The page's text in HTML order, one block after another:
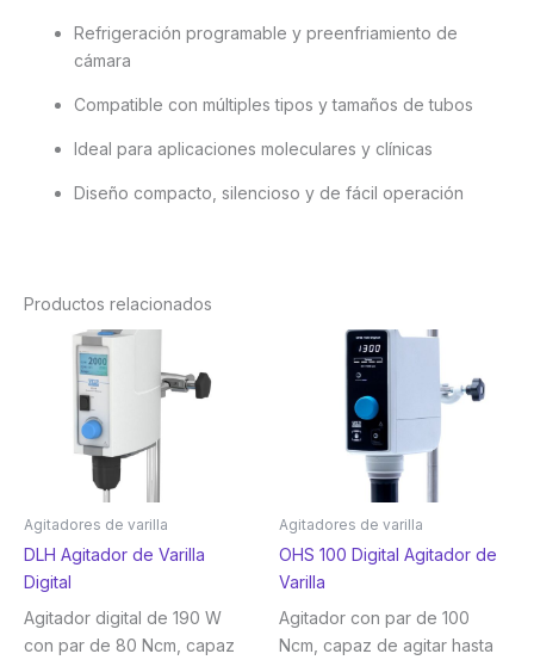
Refrigeración programable y preenfriamiento de
cámara
Compatible con múltiples tipos y tamaños de tubos
Ideal para aplicaciones moleculares y clínicas
Diseño compacto, silencioso y de fácil operación
Productos relacionados
Agitadores de varilla
DLH Agitador de Varilla
Digital
Agitador digital de 190 W
con par de 80 Ncm, capaz
Agitadores de varilla
OHS 100 Digital Agitador de
Varilla
Agitador con par de 100
Ncm, capaz de agitar hasta